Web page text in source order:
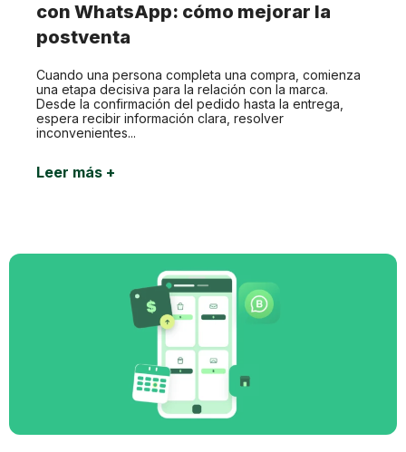
con WhatsApp: cómo mejorar la
postventa
Cuando una persona completa una compra, comienza
una etapa decisiva para la relación con la marca.
Desde la confirmación del pedido hasta la entrega,
espera recibir información clara, resolver
inconvenientes...
Leer más +